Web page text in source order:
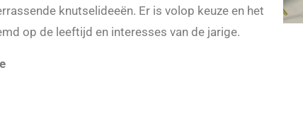
knutselideeën. Er is volop keuze en het
op de leeftijd en interesses van de jarige.